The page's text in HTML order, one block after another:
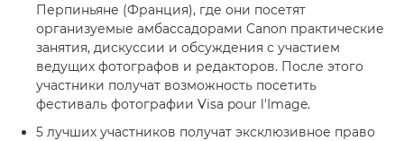
Перпиньяне (Франция), где они посетят
организуемые амбассадорами Canon практические
занятия, дискуссии и обсуждения с участием
ведущих фотографов и редакторов. После этого
участники получат возможность посетить
фестиваль фотографии Visa pour l'Image.
5 лучших участников получат эксклюзивное право